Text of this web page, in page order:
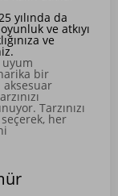
yılında da
ve atkıyı
ve
bir
aksesuar
Tarzınızı
her